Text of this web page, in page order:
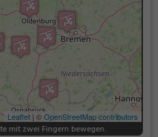
Leaflet | ©OpenStreetMap contributors
mit zwei Fingern bewegen.